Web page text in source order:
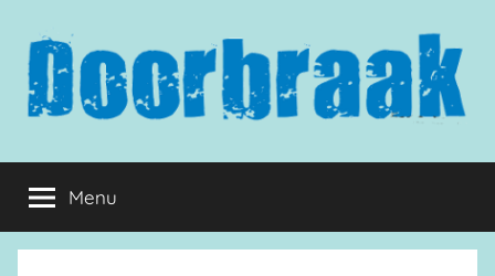
inhoud
springen
Doorbraak.eu
Menu